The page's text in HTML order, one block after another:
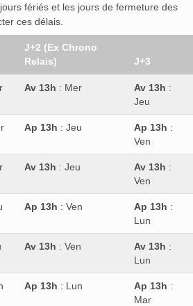
fériés et les jours de fermeture des
ces délais.
J+2 (Ex Chrono
Relais)
J+3
Av 13h : Mer Av 13h :
Jeu
Ap 13h : Jeu Ap 13h :
Ven
Av 13h : Jeu Av 13h :
Ven
Ap 13h : Ven Ap 13h :
Lun
Av 13h : Ven Av 13h :
Lun
Ap 13h : Lun Ap 13h :
Mar